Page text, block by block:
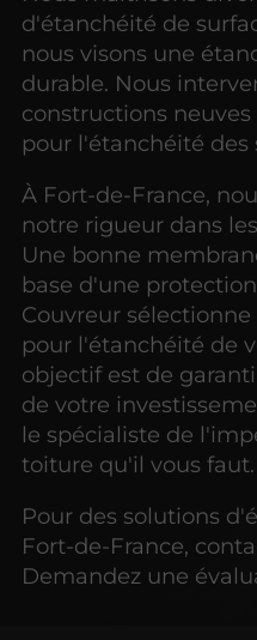
d'étanchéité de
nous visons une
durable. Nous
constructions
pour l'étanchéité des
À Fort-de-France,
notre rigueur dans
Une bonne
base d'une
Couvreur
pour l'étanchéité de
objectif est de
de votre
le spécialiste de
toiture qu'il vous faut.
Pour des solutions
Fort-de-France,
Demandez une